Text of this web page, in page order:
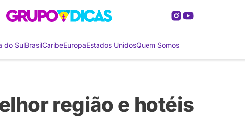
do SulBrasilCaribeEuropaEstados UnidosQuem Somos
região e hotéis